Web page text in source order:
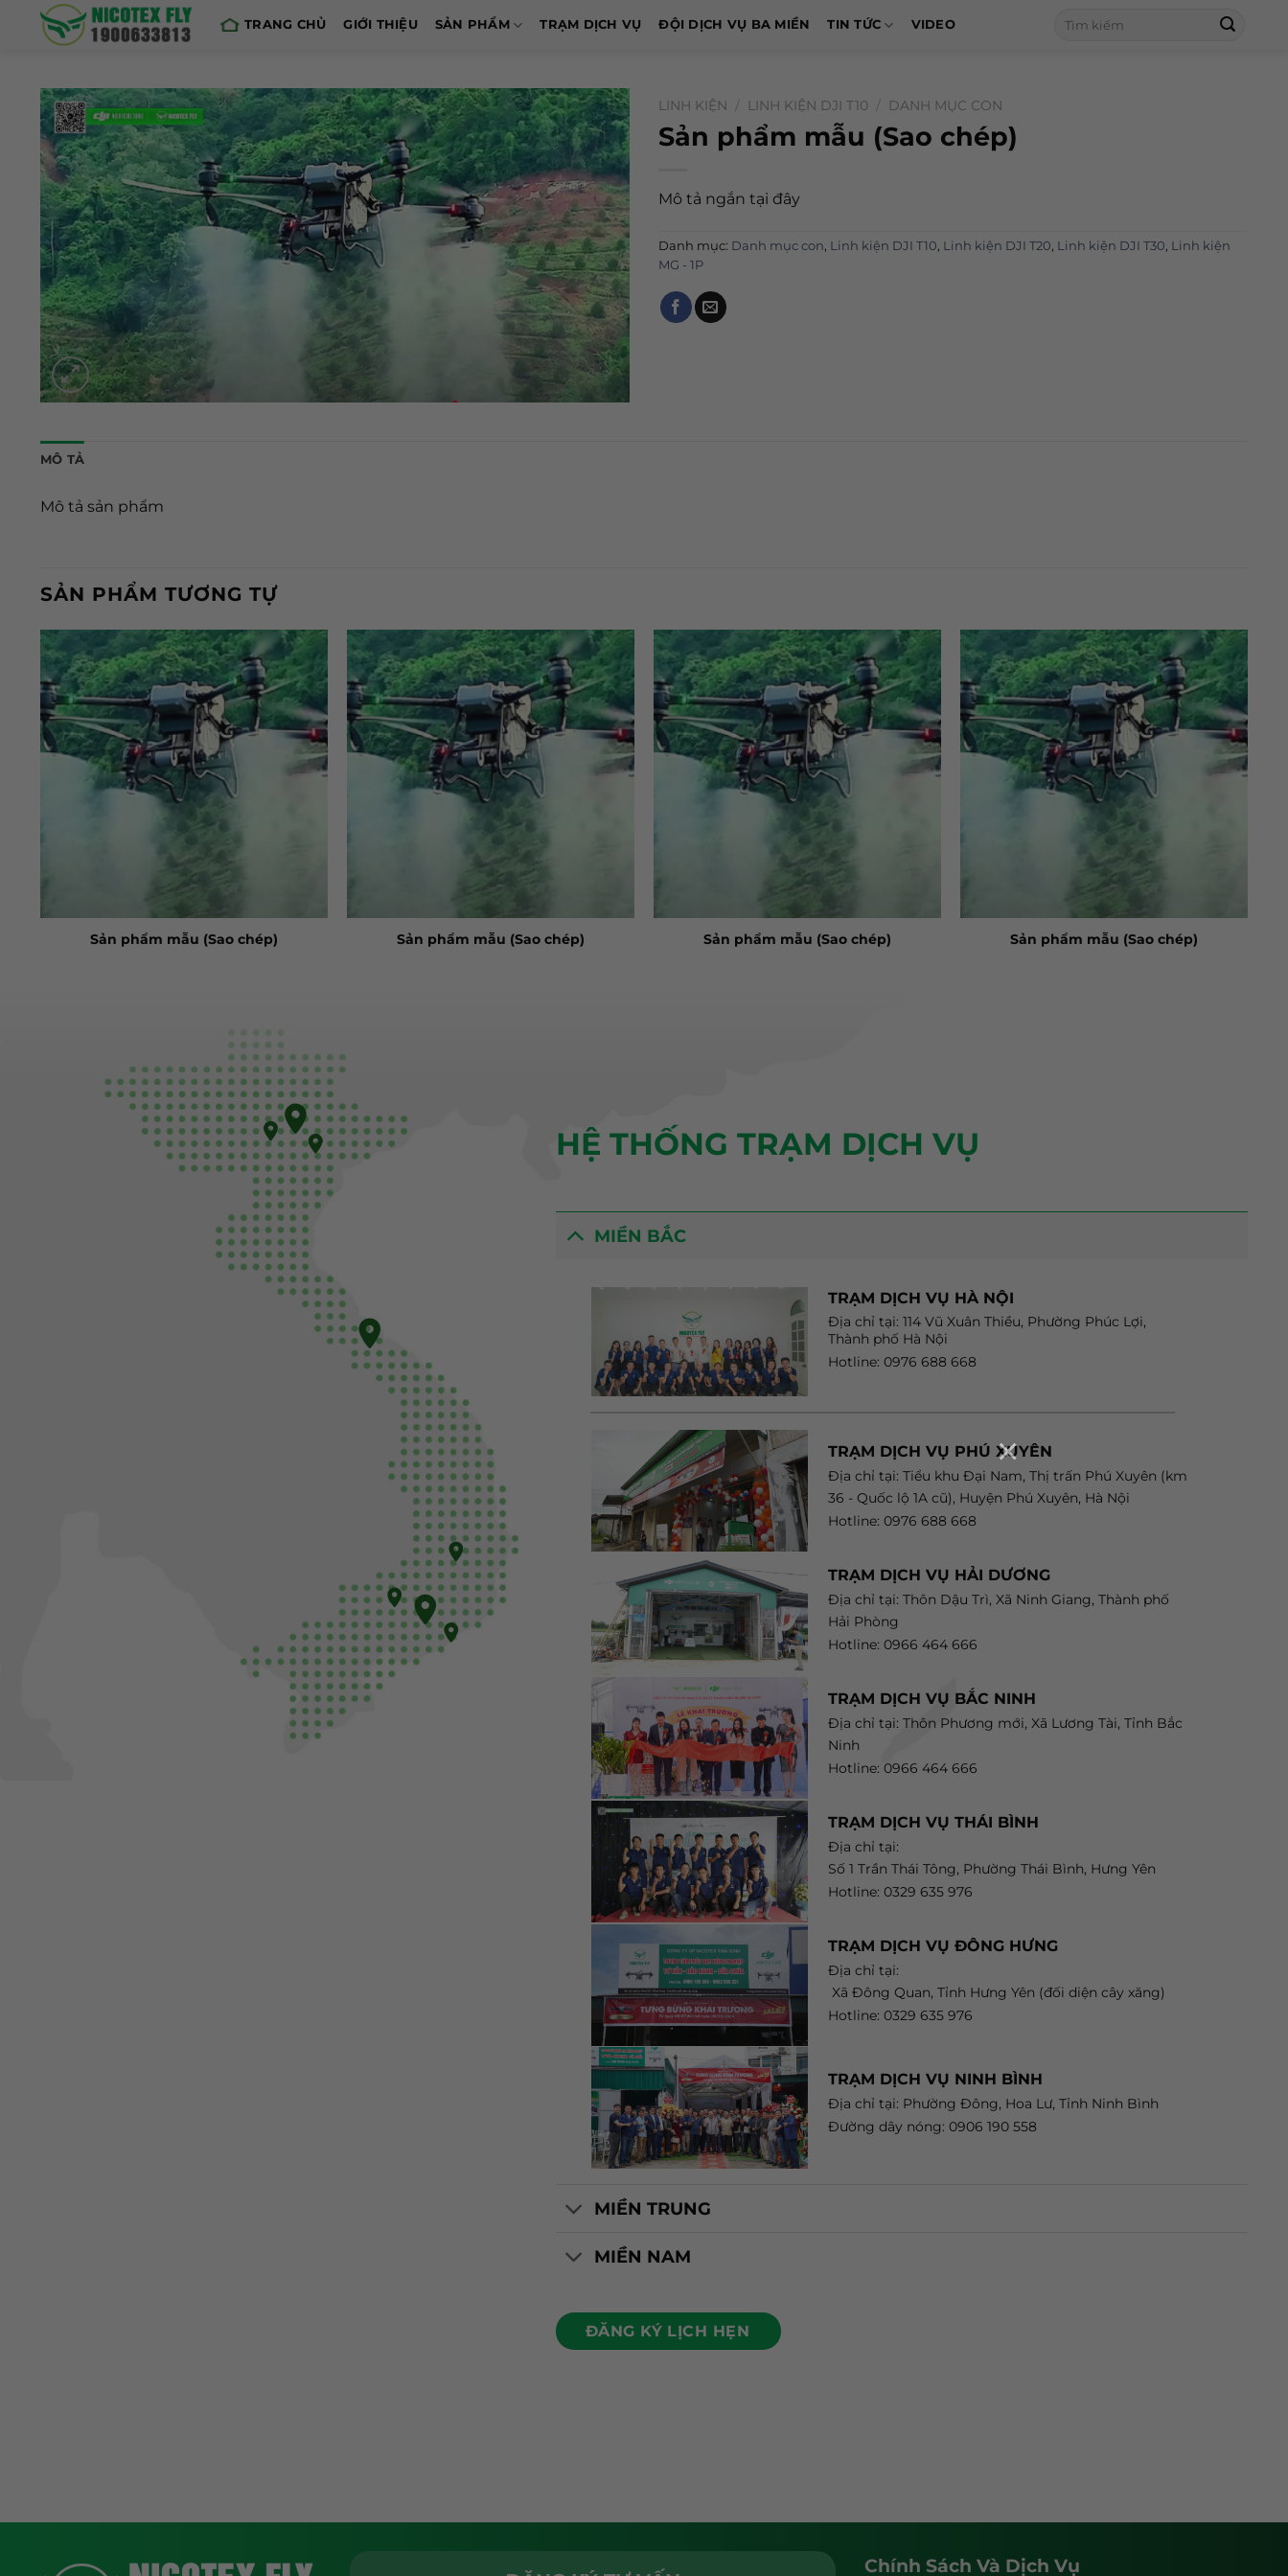
×
TRANG CHỦ GIỚI THIỆU SẢN PHẨM TRẠM DỊCH VỤ ĐỘI DỊCH VỤ BA MIỀN TIN TỨC VIDEO
LINH KIỆN / LINH KIỆN DJI T10 / DANH MỤC CON
Sản phẩm mẫu (Sao chép)
Mô tả ngắn tại đây
Danh mục: Danh mục con, Linh kiện DJI T10, Linh kiện DJI T20, Linh kiện DJI T30, Linh kiện
MG - 1P
MÔ TẢ
Mô tả sản phẩm
SẢN PHẨM TƯƠNG TỰ
Sản phẩm mẫu (Sao chép) Sản phẩm mẫu (Sao chép) Sản phẩm mẫu (Sao chép) Sản phẩm mẫu (Sao chép)
HỆ THỐNG TRẠM DỊCH VỤ
MIỀN BẮC
TRẠM DỊCH VỤ HÀ NỘI
Địa chỉ tại: 114 Vũ Xuân Thiều, Phường Phúc Lợi,
Thành phố Hà Nội
Hotline: 0976 688 668
TRẠM DỊCH VỤ PHÚ XUYÊN
Địa chỉ tại: Tiểu khu Đại Nam, Thị trấn Phú Xuyên (km
36 - Quốc lộ 1A cũ), Huyện Phú Xuyên, Hà Nội
Hotline: 0976 688 668
TRẠM DỊCH VỤ HẢI DƯƠNG
Địa chỉ tại: Thôn Dậu Trì, Xã Ninh Giang, Thành phố
Hải Phòng
Hotline: 0966 464 666
TRẠM DỊCH VỤ BẮC NINH
Địa chỉ tại: Thôn Phương mới, Xã Lương Tài, Tỉnh Bắc
Ninh
Hotline: 0966 464 666
TRẠM DỊCH VỤ THÁI BÌNH
Địa chỉ tại:
Số 1 Trần Thái Tông, Phường Thái Bình, Hưng Yên
Hotline: 0329 635 976
TRẠM DỊCH VỤ ĐÔNG HƯNG
Địa chỉ tại:
Xã Đông Quan, Tỉnh Hưng Yên (đối diện cây xăng)
Hotline: 0329 635 976
TRẠM DỊCH VỤ NINH BÌNH
Địa chỉ tại: Phường Đông, Hoa Lư, Tỉnh Ninh Bình
Đường dây nóng: 0906 190 558
MIỀN TRUNG
MIỀN NAM
ĐĂNG KÝ LỊCH HẸN
Chính Sách Và Dịch Vụ